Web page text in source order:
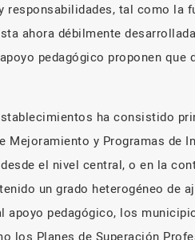
responsabilidades, tal como la
ahora débilmente
pedagógico proponen que
ha consistido
Mejoramiento y Programas de
el nivel central, o en la
un grado heterogéneo de
apoyo pedagógico, los